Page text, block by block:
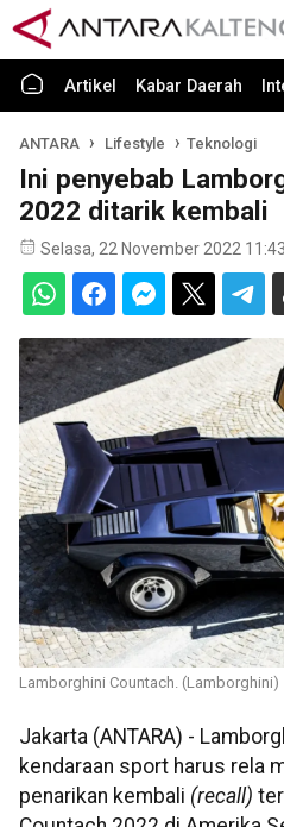
Artikel Kabar Daerah
ANTARA Lifestyle Teknologi
Ini penyebab
2022 ditarik kembali
Selasa, 22 November 2022
Lamborghini Countach. (Lamborghini)
Jakarta (ANTARA) -
kendaraan sport harus rela
penarikan kembali (recall)